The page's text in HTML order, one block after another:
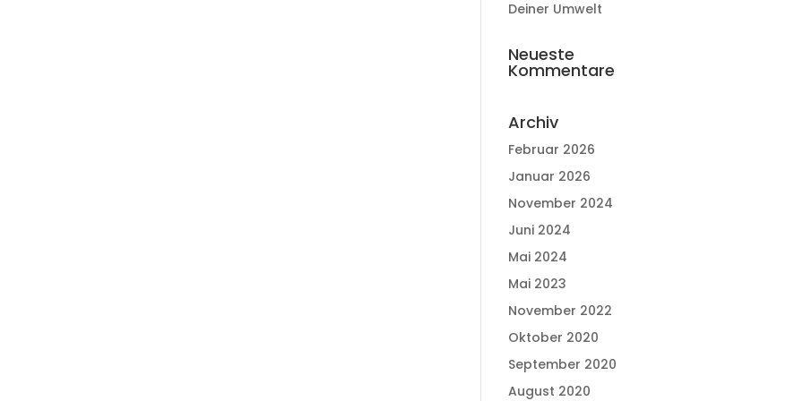
Deiner Umwelt
Neueste
Kommentare
Archiv
Februar 2026
Januar 2026
November 2024
Juni 2024
Mai 2024
Mai 2023
November 2022
Oktober 2020
September 2020
August 2020